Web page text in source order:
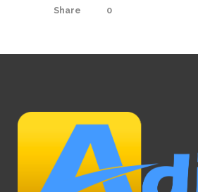
Share 0